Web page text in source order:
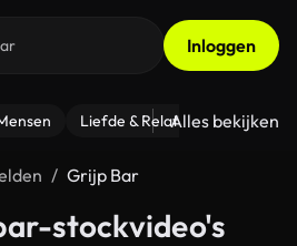
Inloggen
Liefde & Relaties - Fitness
Alles bekijken
Grijp Bar
stockvideo's